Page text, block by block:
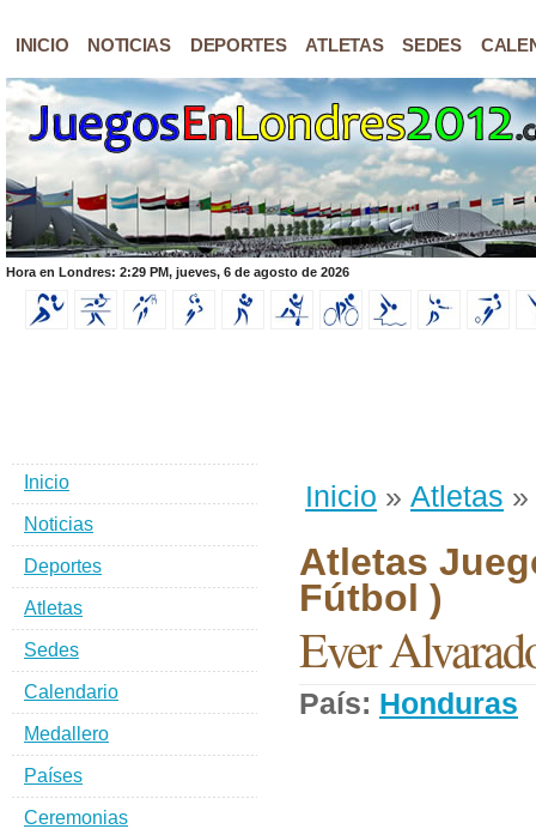
INICIO NOTICIAS DEPORTES ATLETAS SEDES
Hora en Londres: 2:29 PM, jueves, 6 de agosto de 2026
Inicio » Atletas »
Atletas
Fútbol )
Ever
País: Honduras
Inicio
Noticias
Deportes
Atletas
Sedes
Calendario
Medallero
Países
Ceremonias